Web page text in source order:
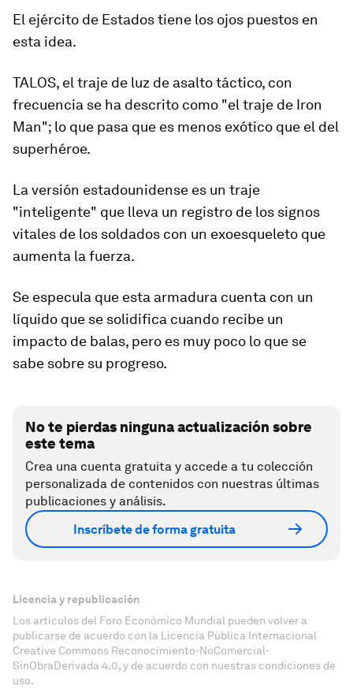
El ejército de Estados tiene los ojos puestos en
esta idea.
TALOS, el traje de luz de asalto táctico, con
frecuencia se ha descrito como "el traje de Iron
Man"; lo que pasa que es menos exótico que el del
superhéroe.
La versión estadounidense es un traje
"inteligente" que lleva un registro de los signos
vitales de los soldados con un exoesqueleto que
aumenta la fuerza.
Se especula que esta armadura cuenta con un
líquido que se solidifica cuando recibe un
impacto de balas, pero es muy poco lo que se
sabe sobre su progreso.
No te pierdas ninguna actualización sobre
este tema
Crea una cuenta gratuita y accede a tu colección
personalizada de contenidos con nuestras últimas
publicaciones y análisis.
Inscríbete de forma gratuita
Licencia y republicación
Los artículos del Foro Económico Mundial pueden volver a
publicarse de acuerdo con la Licencia Pública Internacional
Creative Commons Reconocimiento-NoComercial-
SinObraDerivada 4.0, y de acuerdo con nuestras condiciones de
uso.